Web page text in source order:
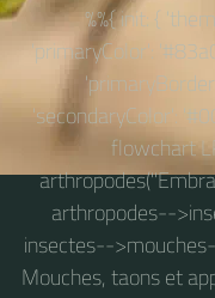
%%{ init: {
'primaryColor':
'secondaryColor':
flowchart
arthropodes--
insectes--
Mouches, taons et